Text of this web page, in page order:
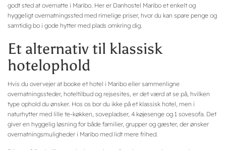
godt sted at overnatte i Maribo. Her er Danhostel Maribo et enkelt og
hyggeligt overnatningssted med rimelige priser, hvor du kan spare penge og
samtidig bo i gode hytter med plads omkring dig.
Et alternativ til klassisk
hotelophold
Hvis du overvejer at booke et hotel i Maribo eller sammenligne
overnatningssteder, hoteltilbud og rejsesites, er det værd at se på, hvilken
type ophold du ønsker. Hos os bor du ikke på et klassisk hotel, men i
naturhytter med lille te-køkken, sovepladser, 4 køjesenge og 1 sovesofa. Det
giver en hyggelig løsning for både familier, grupper og gæster, der ønsker
overnatningsmuligheder i Maribo med lidt mere frihed.